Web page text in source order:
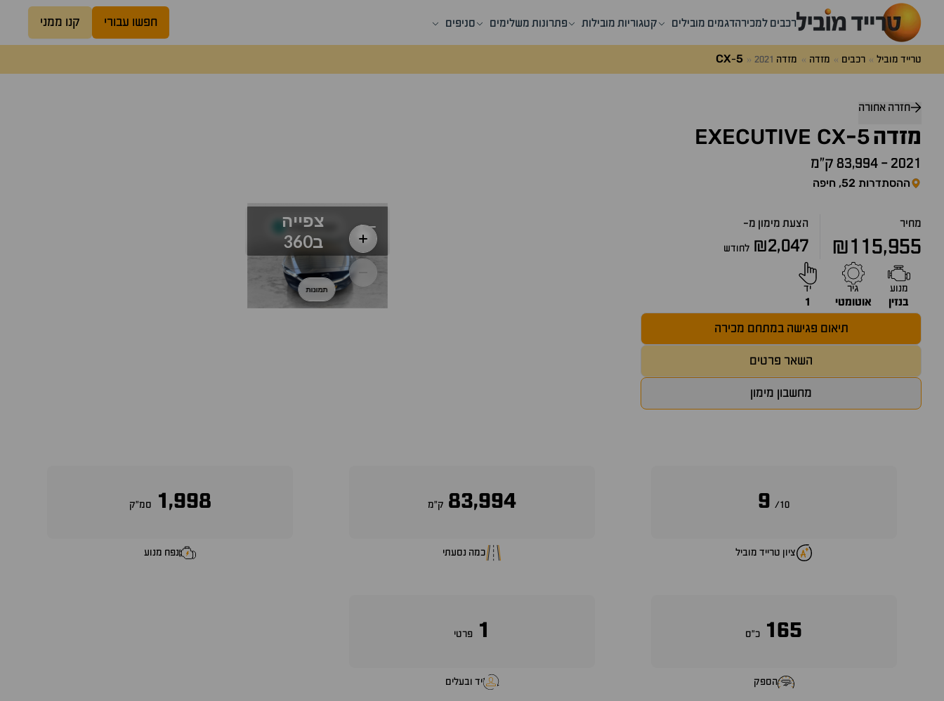
רכבים למכירהדגמים מובילים קטגוריות מובילות פתרונות משלימים סניפים חפשו עבורי קנו ממני
טרייד מוביל רכבים מזדה מזדה CX-5 2021
שאלות
ותשובות
חזרה אחורה
מזדה CX-5
EXECUTIVE
2021
- 83,994 ק״מ
ההסתדרות 52, חיפה
מחיר
₪115,955
הצעת מימון מ-
₪2,047 לחודש
מנוע
בנזין
גיר
אוטומטי
יד
1
תיאום פגישה במתחם מכירה
השאר פרטים
מחשבון מימון
10/
9
ציון טרייד מוביל
83,994 ק״מ
כמה נסעתי
1,998 סמ״ק
נפח מנוע
165 כ״ס
הספק
1 פרטי
יד ובעלים